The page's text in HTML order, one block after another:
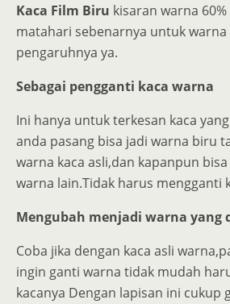
Kaca Film Biru kisaran warna
matahari sebenarnya untuk warna
pengaruhnya ya.
Sebagai pengganti kaca warna
Ini hanya untuk terkesan kaca
anda pasang bisa jadi warna biru
warna kaca asli,dan kapanpun
warna lain.Tidak harus mengganti
Mengubah menjadi warna yang
Coba jika dengan kaca asli
ingin ganti warna tidak mudah
kacanya Dengan lapisan ini cukup